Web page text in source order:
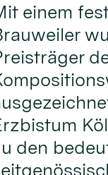
einem
den